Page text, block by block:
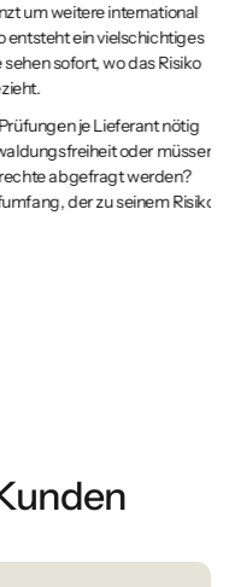
weitere international
ein vielschichtiges
sofort, wo das Risiko
je Lieferant nötig
oder müssen
abgefragt werden?
der zu seinem Risiko